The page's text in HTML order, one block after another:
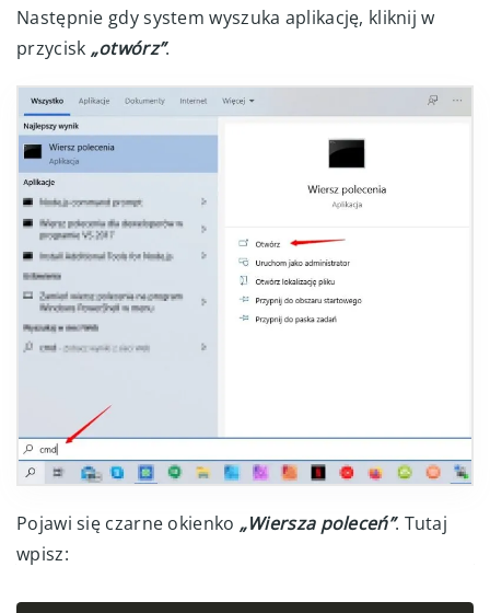
Następnie gdy system wyszuka aplikację, kliknij w
przycisk „otwórz”.
Pojawi się czarne okienko „Wiersza poleceń”. Tutaj
wpisz: